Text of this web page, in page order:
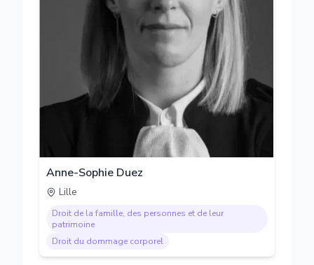
Anne-Sophie Duez
Lille
Droit de la famille, des personnes et de leur
patrimoine
Droit du dommage corporel